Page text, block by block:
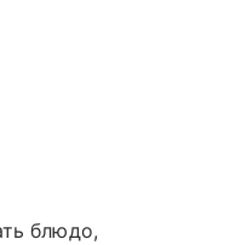
блюдо,